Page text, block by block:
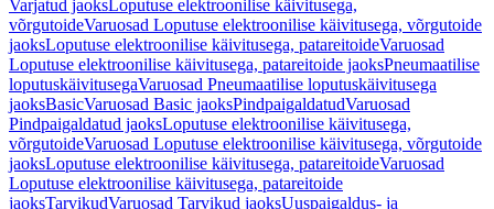
Varjatud jaoksLoputuse elektroonilise käivitusega,
võrgutoideVaruosad Loputuse elektroonilise käivitusega, võrgutoide
jaoksLoputuse elektroonilise käivitusega, patareitoideVaruosad
Loputuse elektroonilise käivitusega, patareitoide jaoksPneumaatilise
loputuskäivitusegaVaruosad Pneumaatilise loputuskäivitusega
jaoksBasicVaruosad Basic jaoksPindpaigaldatudVaruosad
Pindpaigaldatud jaoksLoputuse elektroonilise käivitusega,
võrgutoideVaruosad Loputuse elektroonilise käivitusega, võrgutoide
jaoksLoputuse elektroonilise käivitusega, patareitoideVaruosad
Loputuse elektroonilise käivitusega, patareitoide
jaoksTarvikudVaruosad Tarvikud jaoksUuspaigaldus- ja